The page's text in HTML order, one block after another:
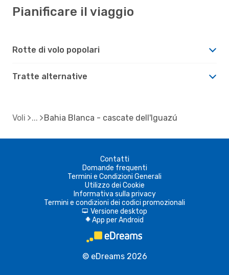
Pianificare il viaggio
Rotte di volo popolari
Tratte alternative
Voli Bahia Blanca - cascate dell'Iguazú
Contatti
Domande frequenti
Termini e Condizioni Generali
Utilizzo dei Cookie
Informativa sulla privacy
Termini e condizioni dei codici promozionali
d Versione desktop
A App per Android
© eDreams 2026